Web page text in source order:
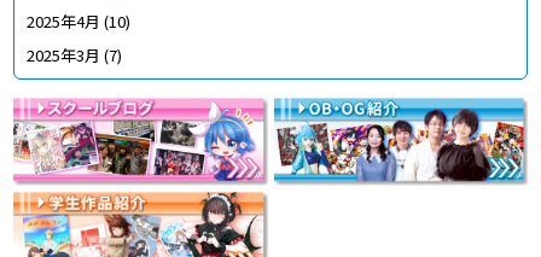
2025年4月 (10)
2025年3月 (7)